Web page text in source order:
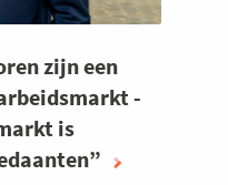
zijn een
-
is